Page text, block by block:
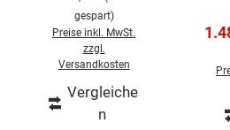
Teak Holz
Outdoor
Esstisch aus
recyceltem
gespart)
Preise inkl. MwSt.
zzgl.
Versandkosten
Vergleiche
n